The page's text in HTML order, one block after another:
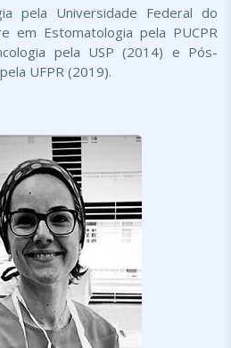
pela Universidade Federal do
em Estomatologia pela PUCPR
pela USP (2014) e Pós-
UFPR (2019).